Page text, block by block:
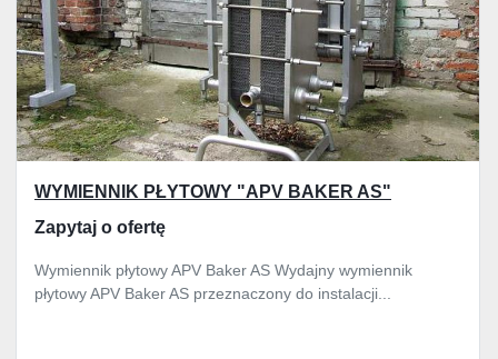
WYMIENNIK PŁYTOWY "APV BAKER AS"
Zapytaj o ofertę
Wymiennik płytowy APV Baker AS Wydajny wymiennik
płytowy APV Baker AS przeznaczony do instalacji...